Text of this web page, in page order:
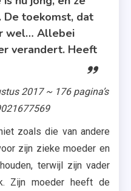
De toekomst, dat
wel… Allebei
verandert. Heeft
2017 ~ 176 pagina’s
zoals die van andere
zijn zieke moeder en
terwijl zijn vader
Zijn moeder heeft de